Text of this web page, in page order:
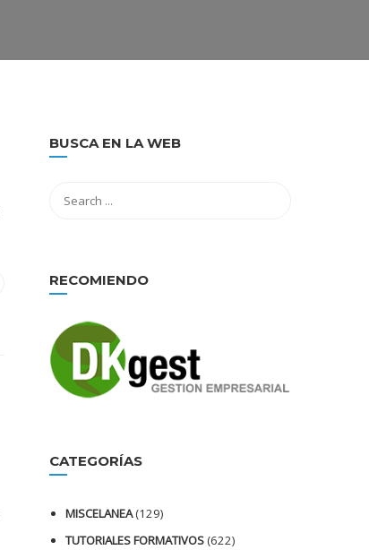
BUSCA EN LA WEB
RECOMIENDO
CATEGORÍAS
MISCELANEA(129)
TUTORIALES FORMATIVOS(622)